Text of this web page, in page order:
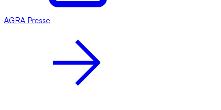
AGRA Presse